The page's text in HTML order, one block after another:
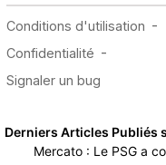
Derniers Articles Publiés
Mercato : Le PSG a